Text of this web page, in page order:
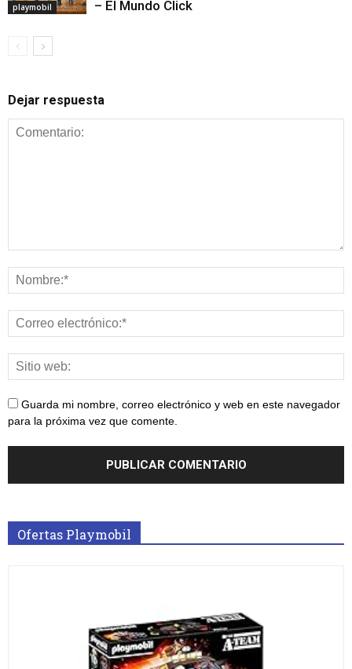
playmobil
– El Mundo Click
Dejar respuesta
Guarda mi nombre, correo electrónico y web en este navegador
para la próxima vez que comente.
Ofertas Playmobil